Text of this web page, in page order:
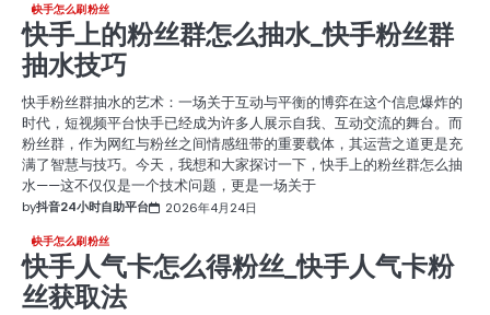
快手怎么刷粉丝
快手上的粉丝群怎么抽水_快手粉丝群
抽水技巧
快手粉丝群抽水的艺术：一场关于互动与平衡的博弈在这个信息爆炸的
时代，短视频平台快手已经成为许多人展示自我、互动交流的舞台。而
粉丝群，作为网红与粉丝之间情感纽带的重要载体，其运营之道更是充
满了智慧与技巧。今天，我想和大家探讨一下，快手上的粉丝群怎么抽
水——这不仅仅是一个技术问题，更是一场关于
by抖音24小时自助平台 2026年4月24日
快手怎么刷粉丝
快手人气卡怎么得粉丝_快手人气卡粉
丝获取法